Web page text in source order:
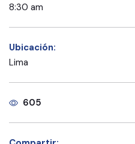
8:30 am
Ubicación:
Lima
605